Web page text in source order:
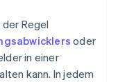
Regel
oder
in einer
kann. In jedem